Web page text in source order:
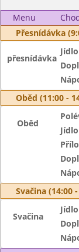
Menu
Přesnídávka
přesnídávka
Jídlo
Oběd (11:00 -
Oběd
Jídlo
Svačina (14:00
Svačina
Jídlo